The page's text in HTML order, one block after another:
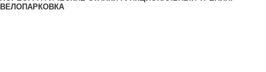
ВЕЛОПАРКОВКА